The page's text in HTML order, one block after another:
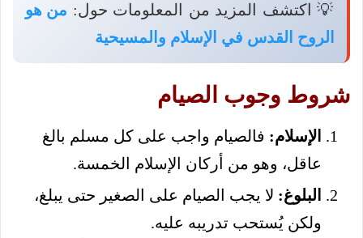
💡 اكتشف المزيد من المعلومات حول: من هو
الروح القدس في الإسلام والمسيحية
شروط وجوب الصيام
الإسلام: فالصيام واجب على كل مسلم بالغ
عاقل، وهو من أركان الإسلام الخمسة.
البلوغ: لا يجب الصيام على الصغير حتى يبلغ،
ولكن يُستحب تدريبه عليه.